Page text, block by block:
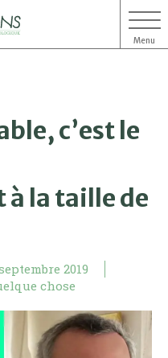
Menu
c’est le
la taille de
2019
chose